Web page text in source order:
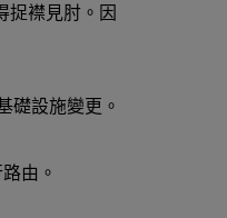
捉襟見肘。因
礎設施變更。
由。